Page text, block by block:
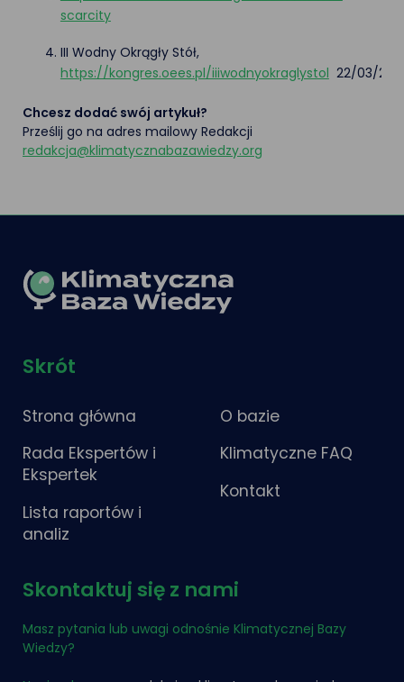
scarcity
III Wodny Okrągły Stół,
https://kongres.oees.pl/iiiwodnyokraglystol 22/03/
Chcesz dodać swój artykuł?
Prześlij go na adres mailowy Redakcji
redakcja@klimatycznabazawiedzy.org
Skrót
Strona główna
Rada Ekspertów i
Ekspertek
Lista raportów i
analiz
O bazie
Klimatyczne FAQ
Kontakt
Skontaktuj się z nami
Masz pytania lub uwagi odnośnie Klimatycznej Bazy
Wiedzy?